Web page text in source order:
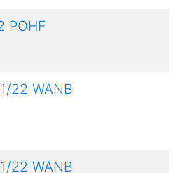
POHF
22 WANB
22 WANB